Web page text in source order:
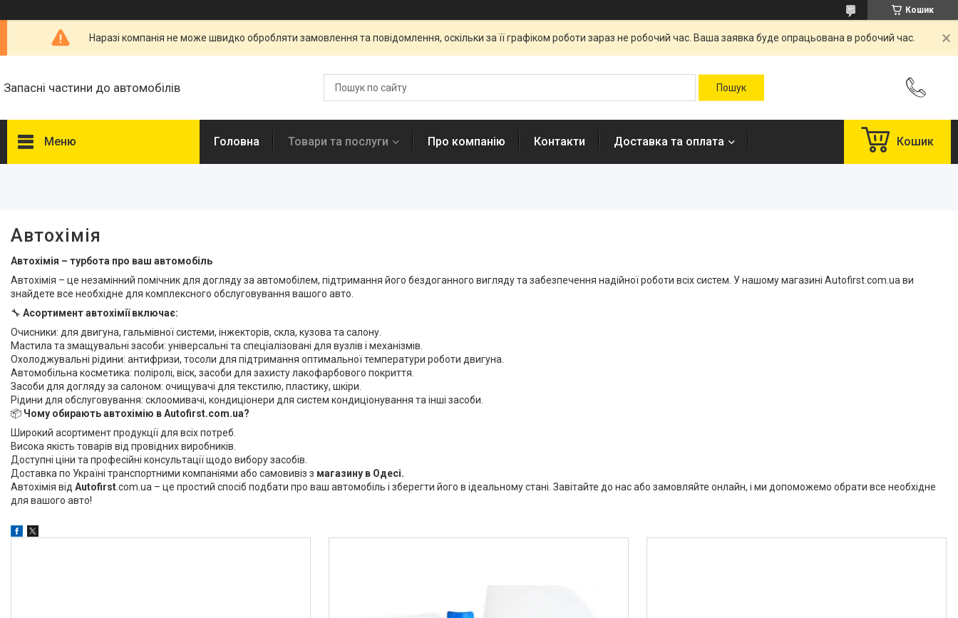
Кошик
Наразі компанія не може швидко обробляти замовлення та повідомлення, оскільки за її графіком роботи зараз не робочий час. Ваша заявка буде опрацьована в робочий час.
Запасні частини до автомобілів
Меню
Виробник
Aral 3
Elf. 3
Elfo 1
Febi 13
Ще 18
Товари та послуги
Головна Товари та послуги Про компанію Контакти Доставка та оплата Кошик
Автохімія
Автохімія – турбота про ваш автомобіль
Автохімія – це незамінний помічник для догляду за автомобілем, підтримання його бездоганного вигляду та забезпечення надійної роботи всіх систем. У нашому магазині Autofirst.com.ua ви
знайдете все необхідне для комплексного обслуговування вашого авто.
🔧 Асортимент автохімії включає:
Очисники: для двигуна, гальмівної системи, інжекторів, скла, кузова та салону.
Мастила та змащувальні засоби: універсальні та спеціалізовані для вузлів і механізмів.
Охолоджувальні рідини: антифризи, тосоли для підтримання оптимальної температури роботи двигуна.
Автомобільна косметика: поліролі, віск, засоби для захисту лакофарбового покриття.
Засоби для догляду за салоном: очищувачі для текстилю, пластику, шкіри.
Рідини для обслуговування: склоомивачі, кондиціонери для систем кондиціонування та інші засоби.
📦 Чому обирають автохімію в Autofirst.com.ua?
Широкий асортимент продукції для всіх потреб.
Висока якість товарів від провідних виробників.
Доступні ціни та професійні консультації щодо вибору засобів.
Доставка по Україні транспортними компаніями або самовивіз з магазину в Одесі.
Автохімія від Autofirst.com.ua – це простий спосіб подбати про ваш автомобіль і зберегти його в ідеальному стані. Завітайте до нас або замовляйте онлайн, і ми допоможемо обрати все необхідне
для вашого авто!